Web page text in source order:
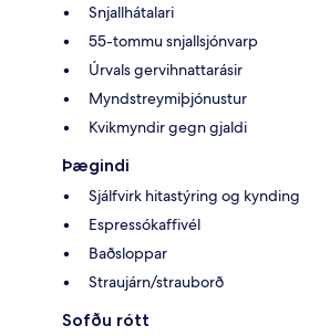
Snjallhátalari
55-tommu snjallsjónvarp
Úrvals gervihnattarásir
Myndstreymiþjónustur
Kvikmyndir gegn gjaldi
Þægindi
Sjálfvirk hitastýring og kynding
Espressókaffivél
Baðsloppar
Straujárn/strauborð
Sofðu rótt